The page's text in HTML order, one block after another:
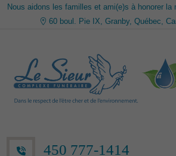
Nous aidons les familles et ami(e)s à honorer la
60 boul. Pie IX, Granby, Québec,
450 777-1414